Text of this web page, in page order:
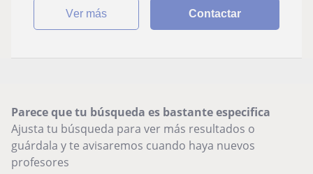
ver más Contactar
Parece que tu búsqueda es bastante especifica
Ajusta tu búsqueda para ver más resultados o
guárdala y te avisaremos cuando haya nuevos
profesores